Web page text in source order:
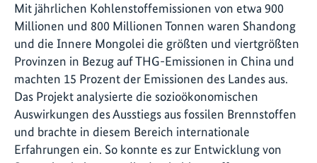
Mit jährlichen Kohlenstoffemissionen von etwa 900
Millionen und 800 Millionen Tonnen waren Shandong
und die Innere Mongolei die größten und viertgrößten
Provinzen in Bezug auf THG-Emissionen in China und
machten 15 Prozent der Emissionen des Landes aus.
Das Projekt analysierte die sozioökonomischen
Auswirkungen des Ausstiegs aus fossilen Brennstoffen
und brachte in diesem Bereich internationale
Erfahrungen ein. So konnte es zur Entwicklung von